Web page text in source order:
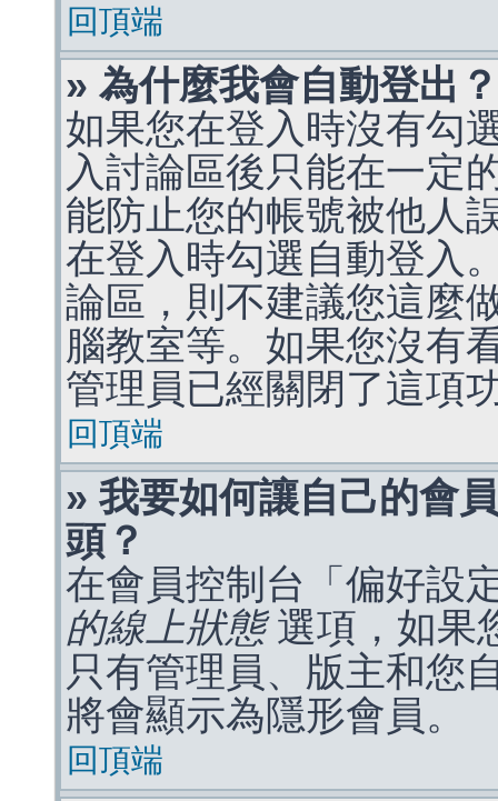
回頂端
» 為什麼我會自動登出？
如果您在登入時沒有勾
入討論區後只能在一定
能防止您的帳號被他人
在登入時勾選自動登入
論區，則不建議您這麼
腦教室等。如果您沒有
管理員已經關閉了這項
回頂端
» 我要如何讓自己的會
頭？
在會員控制台「偏好設
的線上狀態選項，如果
只有管理員、版主和您
將會顯示為隱形會員。
回頂端